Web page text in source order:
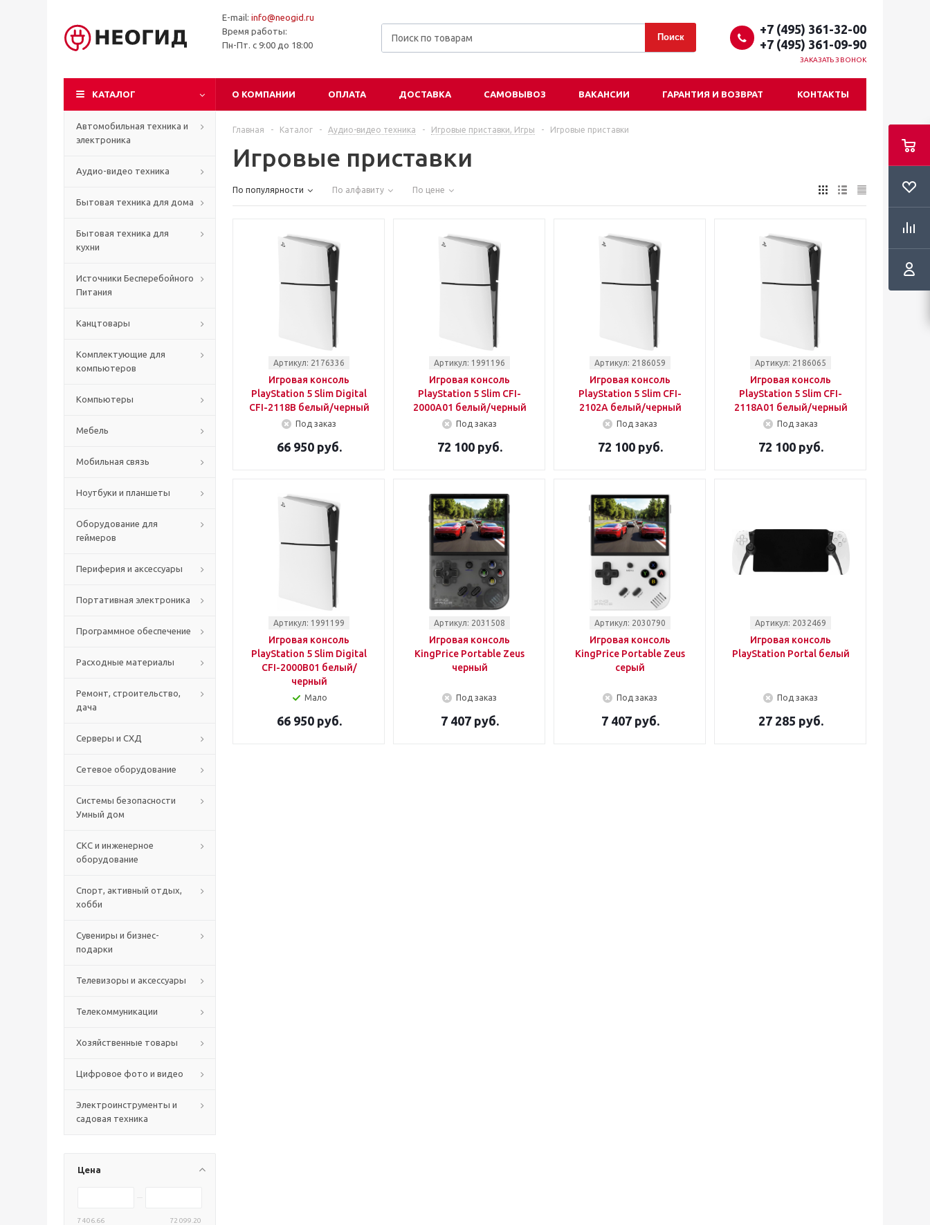
E-mail: info@neogid.ru
Время работы:
Пн-Пт. с 9:00 до 18:00
+7 (495) 361-32-00
+7 (495) 361-09-90
ЗАКАЗАТЬ ЗВОНОК
КАТАЛОГ О КОМПАНИИ ОПЛАТА ДОСТАВКА САМОВЫВОЗ ВАКАНСИИ ГАРАНТИЯ И ВОЗВРАТ КОНТАКТЫ
Автомобильная техника и
электроника
Аудио-видео техника
Бытовая техника для дома
Бытовая техника для
кухни
Источники Бесперебойного
Питания
Канцтовары
Комплектующие для
компьютеров
Компьютеры
Мебель
Мобильная связь
Ноутбуки и планшеты
Оборудование для
геймеров
Периферия и аксессуары
Портативная электроника
Программное обеспечение
Расходные материалы
Ремонт, строительство,
дача
Серверы и СХД
Сетевое оборудование
Системы безопасности
Умный дом
СКС и инженерное
оборудование
Спорт, активный отдых,
хобби
Сувениры и бизнес-
подарки
Телевизоры и аксессуары
Телекоммуникации
Хозяйственные товары
Цифровое фото и видео
Электроинструменты и
садовая техника
Цена
7 406.66 72 099.20
Главная - Каталог - Аудио-видео техника - Игровые приставки, Игры - Игровые приставки
Игровые приставки
По популярности По алфавиту По цене
Артикул: 2176336
Игровая консоль
PlayStation 5 Slim Digital
CFI-2118B белый/черный
Под заказ
66 950 руб.
Артикул: 1991196
Игровая консоль
PlayStation 5 Slim CFI-
2000A01 белый/черный
Под заказ
72 100 руб.
Артикул: 2186059
Игровая консоль
PlayStation 5 Slim CFI-
2102A белый/черный
Под заказ
72 100 руб.
Артикул: 2186065
Игровая консоль
PlayStation 5 Slim CFI-
2118A01 белый/черный
Под заказ
72 100 руб.
Артикул: 1991199
Игровая консоль
PlayStation 5 Slim Digital
CFI-2000B01 белый/
черный
Мало
66 950 руб.
Артикул: 2031508
Игровая консоль
KingPrice Portable Zeus
черный
Под заказ
7 407 руб.
Артикул: 2030790
Игровая консоль
KingPrice Portable Zeus
серый
Под заказ
7 407 руб.
Артикул: 2032469
Игровая консоль
PlayStation Portal белый
Под заказ
27 285 руб.